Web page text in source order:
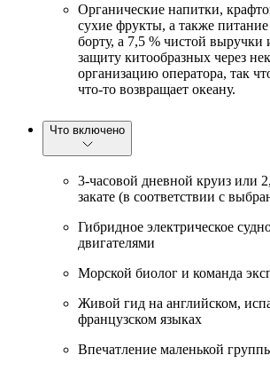
Органические напитки,
сухие фрукты, а также
борту, а 7,5 % чистой выручки
защиту китообразных через
организацию оператора, так
что-то возвращает океану.
Что включено
3-часовой дневной круиз или
закате (в соответствии с
Гибридное электрическое
двигателями
Морской биолог и команда
Живой гид на английском,
французском языках
Впечатление маленькой